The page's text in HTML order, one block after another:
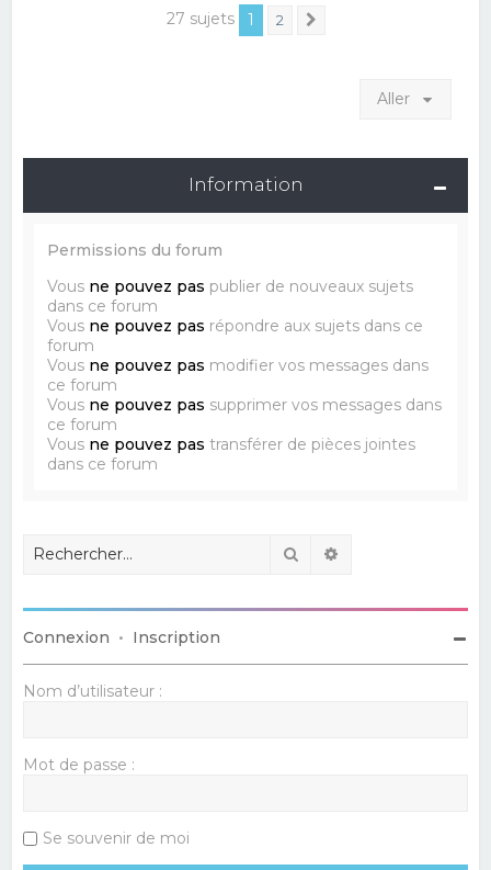
27 sujets 1 2
Aller
Information
Permissions du forum
Vous ne pouvez pas publier de nouveaux sujets
dans ce forum
Vous ne pouvez pas répondre aux sujets dans ce
forum
Vous ne pouvez pas modifier vos messages dans
ce forum
Vous ne pouvez pas supprimer vos messages dans
ce forum
Vous ne pouvez pas transférer de pièces jointes
dans ce forum
Rechercher
Connexion • Inscription
Nom d’utilisateur :
Mot de passe :
Se souvenir de moi